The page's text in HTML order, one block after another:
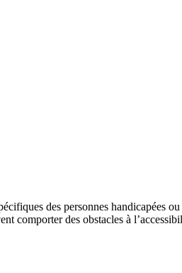
des personnes handicapées
comporter des obstacles à